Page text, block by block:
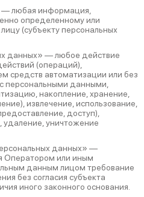
— любая информация,
определенному или
(субъекту персональных
данных» — любое действие
(операций),
средств автоматизации или без
персональными данными,
накопление, хранение,
извлечение, использование,
доступ),
удаление, уничтожение
данных» —
Оператором или иным
данным лицом требование
без согласия субъекта
иного законного основания.